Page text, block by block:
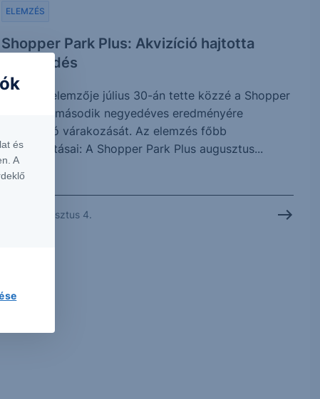
Shopper Park Plus: Akvizíció hajtotta
növekedés
ELEMZÉS
Az Erste elemzője július 30-án tette közzé a Shopper
Park Plus második negyedéves eredményére
vonatkozó várakozását. Az elemzés főbb
megállapításai: A Shopper Park Plus augusztus...
2026. augusztus 4.
és
A